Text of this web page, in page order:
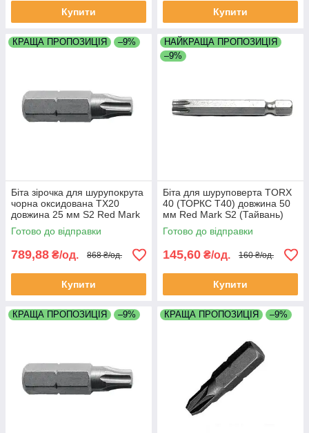
Купити Купити
КРАЩА ПРОПОЗИЦІЯ –9%
Біта зірочка для шурупокрута
чорна оксидована TX20
довжина 25 мм S2 Red Mark
Готово до відправки
789,88 ₴/од. 868 ₴/од.
Купити
НАЙКРАЩА ПРОПОЗИЦІЯ
–9%
Біта для шуруповерта TORX
40 (ТОРКС Т40) довжина 50
мм Red Mark S2 (Тайвань)
Готово до відправки
145,60 ₴/од. 160 ₴/од.
Купити
КРАЩА ПРОПОЗИЦІЯ –9% КРАЩА ПРОПОЗИЦІЯ –9%